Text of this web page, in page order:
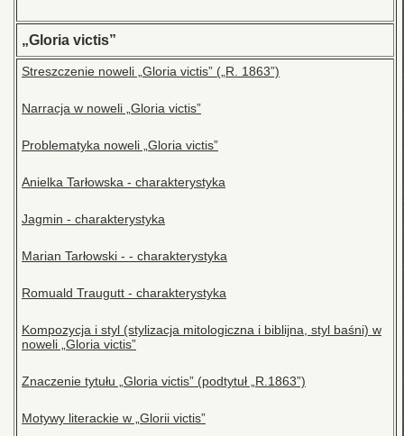
„Gloria victis”
Streszczenie noweli „Gloria victis” („R. 1863”)
Narracja w noweli „Gloria victis”
Problematyka noweli „Gloria victis”
Anielka Tarłowska - charakterystyka
Jagmin - charakterystyka
Marian Tarłowski - - charakterystyka
Romuald Traugutt - charakterystyka
Kompozycja i styl (stylizacja mitologiczna i biblijna, styl baśni) w
noweli „Gloria victis”
Znaczenie tytułu „Gloria victis” (podtytuł „R.1863”)
Motywy literackie w „Glorii victis”